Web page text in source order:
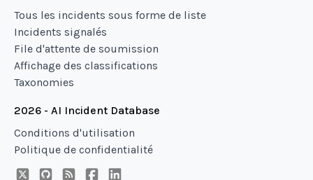
Tous les incidents sous forme de liste
Incidents signalés
File d'attente de soumission
Affichage des classifications
Taxonomies
2026 - AI Incident Database
Conditions d'utilisation
Politique de confidentialité